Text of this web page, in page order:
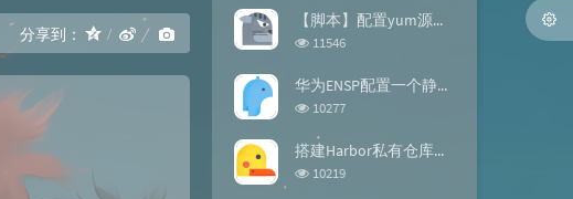
5 谢谢你 刀郎
分享到：
次
数:
【脚本】配置yum源的repo文件
浏
次
数:
11546
华为ENSP配置一个静态路由【案例】
浏
次
数:
10277
搭建Harbor私有仓库【docker】
浏
10219